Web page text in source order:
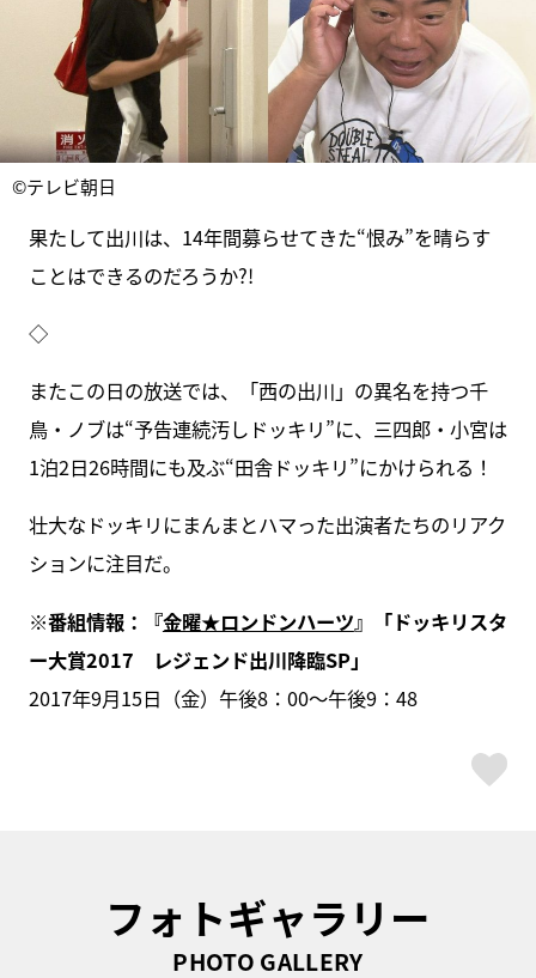
©テレビ朝日
果たして出川は、14年間募らせてきた“恨み”を晴らす
ことはできるのだろうか?!
◇
またこの日の放送では、「西の出川」の異名を持つ千
鳥・ノブは“予告連続汚しドッキリ”に、三四郎・小宮は
1泊2日26時間にも及ぶ“田舎ドッキリ”にかけられる！
壮大なドッキリにまんまとハマった出演者たちのリアク
ションに注目だ。
※番組情報：『金曜★ロンドンハーツ』「ドッキリスタ
ー大賞2017 レジェンド出川降臨SP」
2017年9月15日（金）午後8：00～午後9：48
フォトギャラリー
PHOTO GALLERY